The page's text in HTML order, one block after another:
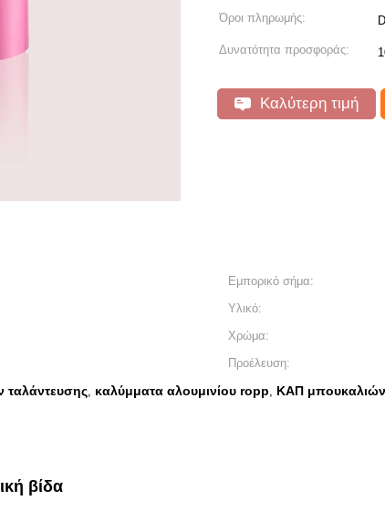
Όροι πληρωμής:
Δυνατότητα προσφοράς:
Καλύτερη τιμή
Εμπορικό σήμα:
Υλικό:
Χρώμα:
Προέλευση:
ταλάντευσης, καλύμματα αλουμινίου ropp, ΚΑΠ μπουκαλιών
βίδα